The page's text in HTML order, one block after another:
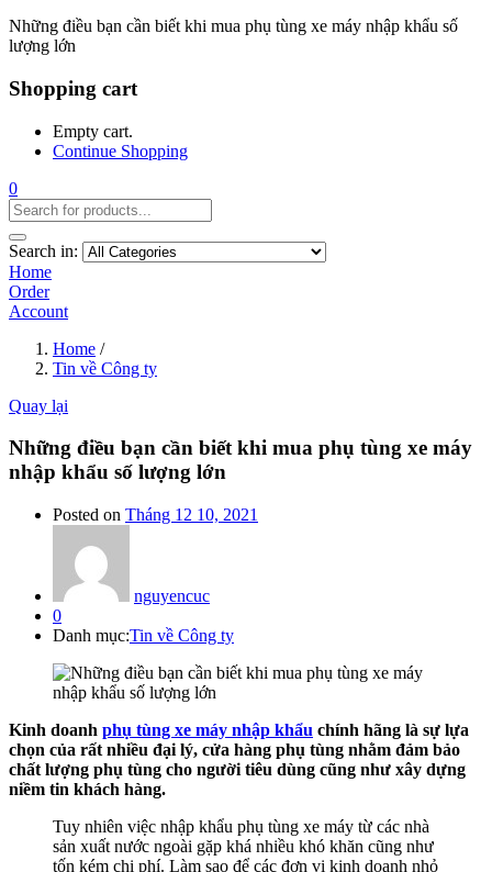
Những điều bạn cần biết khi mua phụ tùng xe máy nhập khẩu số
lượng lớn
Shopping cart
Empty cart.
Continue Shopping
0
Search in:
Home
Order
Account
Home /
Tin về Công ty
Quay lại
Những điều bạn cần biết khi mua phụ tùng xe máy
nhập khẩu số lượng lớn
Posted on Tháng 12 10, 2021
nguyencuc
0
Danh mục:Tin về Công ty
Kinh doanh phụ tùng xe máy nhập khẩu chính hãng là sự lựa
chọn của rất nhiều đại lý, cửa hàng phụ tùng nhằm đảm bảo
chất lượng phụ tùng cho người tiêu dùng cũng như xây dựng
niềm tin khách hàng.
Tuy nhiên việc nhập khẩu phụ tùng xe máy từ các nhà
sản xuất nước ngoài gặp khá nhiều khó khăn cũng như
tốn kém chi phí. Làm sao để các đơn vị kinh doanh nhỏ